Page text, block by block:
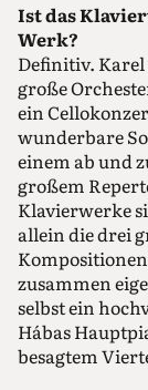
Ist das
Werk?
Definitiv. Karel
große
ein
wunderbare
einem ab und
großem
Klavierwerke
allein die drei
zusammen
selbst ein
Hábas
besagtem